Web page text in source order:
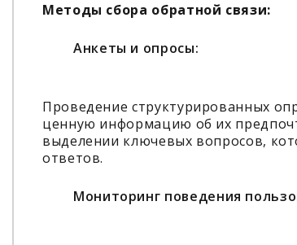
Методы сбора обратной связи:
Анкеты и опросы:
Проведение структурированных
ценную информацию об их
выделении ключевых вопросов,
ответов.
Мониторинг поведения